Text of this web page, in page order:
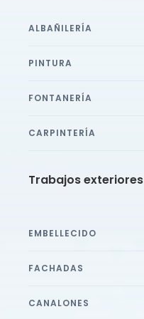
ALBAÑILERÍA
PINTURA
FONTANERÍA
CARPINTERÍA
Trabajos exteriores
EMBELLECIDO
FACHADAS
CANALONES